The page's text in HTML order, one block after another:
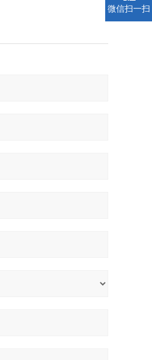
微信扫一扫